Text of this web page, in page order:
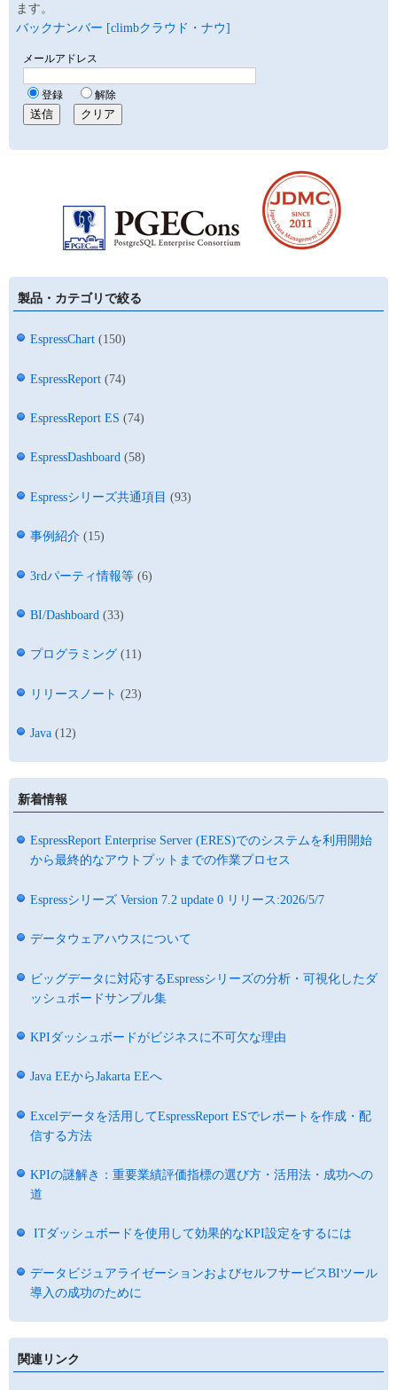
ます。
バックナンバー [climbクラウド・ナウ]
製品・カテゴリで絞る
EspressChart (150)
EspressReport (74)
EspressReport ES (74)
EspressDashboard (58)
Espressシリーズ共通項目 (93)
事例紹介 (15)
3rdパーティ情報等 (6)
BI/Dashboard (33)
プログラミング (11)
リリースノート (23)
Java (12)
新着情報
EspressReport Enterprise Server (ERES)でのシステムを利用開始
から最終的なアウトプットまでの作業プロセス
Espressシリーズ Version 7.2 update 0 リリース:2026/5/7
データウェアハウスについて
ビッグデータに対応するEspressシリーズの分析・可視化したダ
ッシュボードサンプル集
KPIダッシュボードがビジネスに不可欠な理由
Java EEからJakarta EEへ
Excelデータを活用してEspressReport ESでレポートを作成・配
信する方法
KPIの謎解き：重要業績評価指標の選び方・活用法・成功への
道
ITダッシュボードを使用して効果的なKPI設定をするには
データビジュアライゼーションおよびセルフサービスBIツール
導入の成功のために
関連リンク